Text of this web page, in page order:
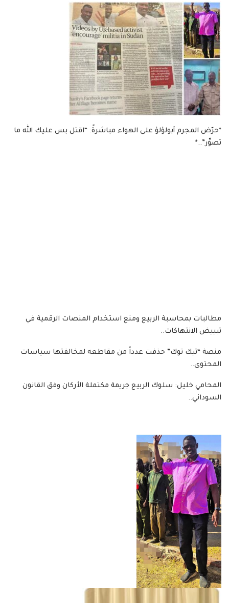
*حرّض المجرم أبولؤلؤ على الهواء مباشرةً: “اقتل بس عليك الله ما
تصوِّر”..*
مطالبات بمحاسبة الربيع ومنع استخدام المنصات الرقمية في
تبييض الانتهاكات..
منصة “تيك توك” حذفت عدداً من مقاطعه لمخالفتها سياسات
المحتوى..
المحامي خليل: سلوك الربيع جريمة مكتملة الأركان وفق القانون
السوداني..